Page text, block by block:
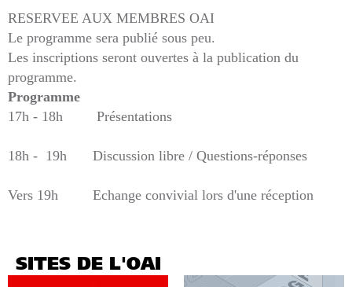
RESERVEE AUX MEMBRES OAI
Le programme sera publié sous peu.
Les inscriptions seront ouvertes à la publication du
programme.
Programme
17h - 18h
Présentations
18h - 19h Discussion libre / Questions-réponses
Vers 19h Echange convivial lors d'une réception
SITES DE L'OAI